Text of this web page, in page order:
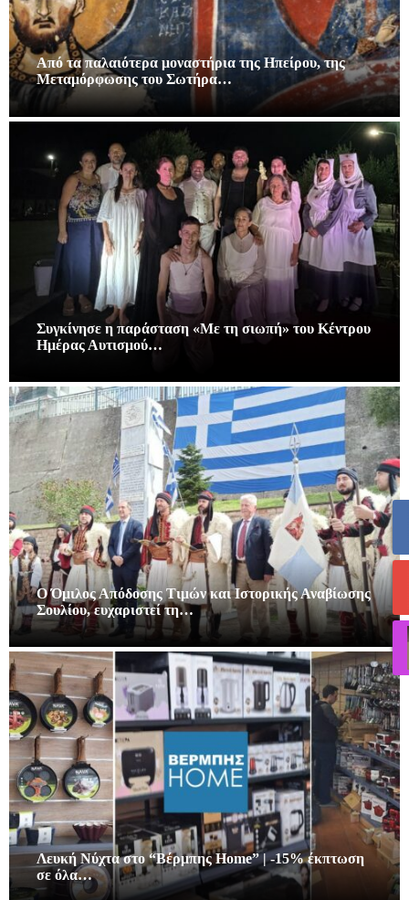
Από τα παλαιότερα μοναστήρια της Ηπείρου, της
Μεταμόρφωσης του Σωτήρα…
Συγκίνησε η παράσταση «Με τη σιωπή» του Κέντρου
Ημέρας Αυτισμού…
Ο Όμιλος Απόδοσης Τιμών και Ιστορικής Αναβίωσης
Σουλίου, ευχαριστεί τη…
Λευκή Νύχτα στο “Βέρμπης Home” | -15% έκπτωση
σε όλα…